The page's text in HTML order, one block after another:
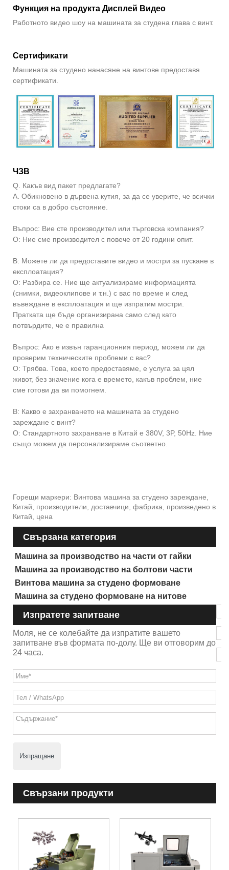
Функция на продукта Дисплей Видео
Работното видео шоу на машината за студена глава с винт.
Сертификати
Машината за студено нанасяне на винтове предоставя
сертификати.
ЧЗВ
Q. Какъв вид пакет предлагате?
A. Обикновено в дървена кутия, за да се уверите, че всички
стоки са в добро състояние.
Въпрос: Вие сте производител или търговска компания?
О: Ние сме производител с повече от 20 години опит.
В: Можете ли да предоставите видео и мостри за пускане в
експлоатация?
О: Разбира се. Ние ще актуализираме информацията
(снимки, видеоклипове и т.н.) с вас по време и след
въвеждане в експлоатация и ще изпратим мостри.
Пратката ще бъде организирана само след като
потвърдите, че е правилна
Въпрос: Ако е извън гаранционния период, можем ли да
проверим техническите проблеми с вас?
О: Трябва. Това, което предоставяме, е услуга за цял
живот, без значение кога е времето, какъв проблем, ние
сме готови да ви помогнем.
В: Какво е захранването на машината за студено
зареждане с винт?
О: Стандартното захранване в Китай е 380V, 3P, 50Hz. Ние
също можем да персонализираме съответно.
Горещи маркери: Винтова машина за студено зареждане,
Китай, производители, доставчици, фабрика, произведено в
Китай, цена
Свързана категория
Машина за производство на части от гайки
Машина за производство на болтови части
Винтова машина за студено формоване
Машина за студено формоване на нитове
Изпратете запитване
Моля, не се колебайте да изпратите вашето
запитване във формата по-долу. Ще ви отговорим до
24 часа.
Изпращане
Свързани продукти